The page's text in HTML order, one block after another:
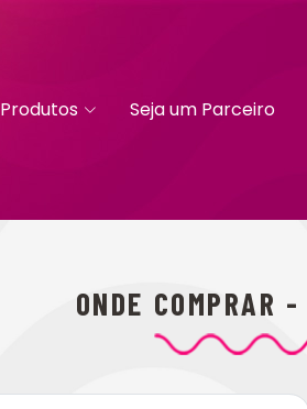
Produtos Seja um Parceiro
ONDE COMPRAR